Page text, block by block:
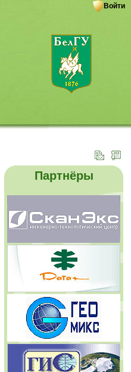
Войти
Партнёры